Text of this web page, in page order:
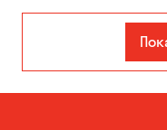
Кам'янське